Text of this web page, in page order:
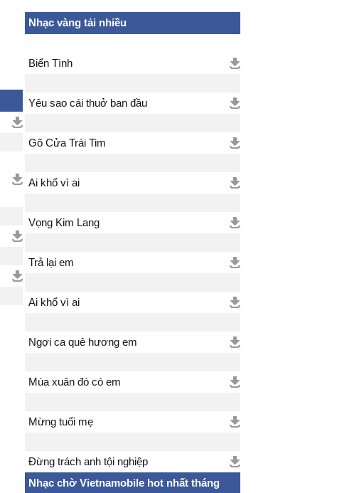
Nhạc vàng tải nhiều
Biển Tình
Yêu sao cái thuở ban đầu
Gõ Cửa Trái Tim
Ai khổ vì ai
Vọng Kim Lang
Trả lại em
Ai khổ vì ai
Ngợi ca quê hương em
Mùa xuân đó có em
Mừng tuổi mẹ
Đừng trách anh tội nghiệp
Nhạc chờ Vietnamobile hot nhất tháng